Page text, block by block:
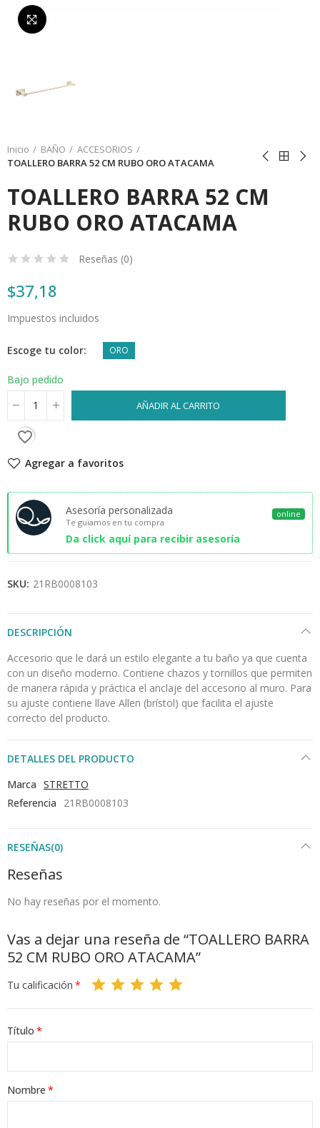
Inicio BAÑO
ACCESORIOS
TOALLERO BARRA 52 CM RUBO ORO ATACAMA
TOALLERO BARRA 52 CM
RUBO ORO ATACAMA
Reseñas (0)
$37,18
Impuestos incluidos
Escoge tu color ORO
Bajo pedido
AÑADIR AL CARRITO
favorite_border
Agregar a favoritos
Asesoría personalizada
Te guiamos en tu compra
Da click aquí para recibir asesoría
online
SKU: 21RB0008103
DESCRIPCIÓN
Accesorio que le dará un estilo elegante a tu baño ya que cuenta
con un diseño moderno. Contiene chazos y tornillos que permiten
de manera rápida y práctica el anclaje del accesorio al muro. Para
su ajuste contiene llave Allen (brístol) que facilita el ajuste
correcto del producto.
DETALLES DEL PRODUCTO
Marca STRETTO
Referencia
21RB0008103
RESEÑAS(0)
Reseñas
No hay reseñas por el momento.
Vas a dejar una reseña de “TOALLERO BARRA
52 CM RUBO ORO ATACAMA”
Tu calificación
Título
Nombre